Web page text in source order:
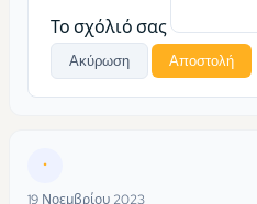
Το σχόλιό σας
Ακύρωση Αποστολή
•
19 Νοεμβρίου 2023